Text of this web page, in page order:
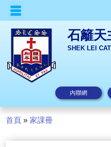
石籬天
SHEK LEI
內聯網
首頁 » 家課冊